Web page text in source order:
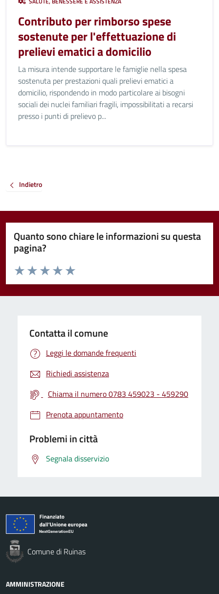
Contributo per rimborso spese
sostenute per l'effettuazione di
prelievi ematici a domicilio
La misura intende supportare le famiglie nella spesa
sostenuta per prestazioni quali prelievi ematici a
domicilio, rispondendo in modo particolare ai bisogni
sociali dei nuclei familiari fragili, impossibilitati a recarsi
presso i punti di prelievo p...
Indietro
Quanto sono chiare le informazioni su questa
pagina?
Valuta da 1 a 5 stelle la pagina
Valuta 5 stelle su 5
Valuta 4 stelle su 5
Valuta 3 stelle su 5
Valuta 2 stelle su 5
Valuta 1 stelle su 5
Contatta il comune
Leggi le domande frequenti
Richiedi assistenza
Chiama il numero 0783 459023 - 459290
Prenota appuntamento
Problemi in città
Segnala disservizio
Comune di Ruinas
AMMINISTRAZIONE